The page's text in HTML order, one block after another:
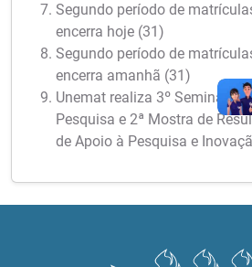
Segundo período de
encerra hoje (31)
Segundo período de
encerra amanhã (31)
Unemat realiza 3º Seminário
Pesquisa e 2ª Mostra de
de Apoio à Pesquisa e